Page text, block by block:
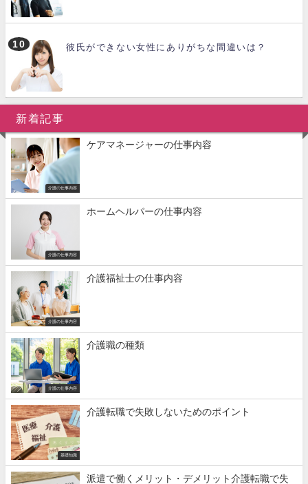
彼氏ができない女性にありがちな間違いは？
新着記事
介護の仕事内容
ケアマネージャーの仕事内容
介護の仕事内容
ホームヘルパーの仕事内容
介護の仕事内容
介護福祉士の仕事内容
介護の仕事内容
介護職の種類
基礎知識
介護転職で失敗しないためのポイント
派遣で働くメリット・デメリット介護転職で失